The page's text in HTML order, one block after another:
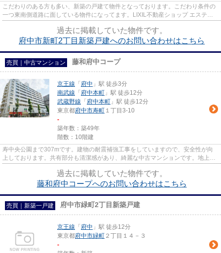
こだわりのある方も多い、新築の戸建て物件となっております。こだわり条件の
一つ東南側道路に面している物件になってます。LIXIL不動産ショップ エステー
過去に掲載していた物件です。
府中市新町2丁目新築戸建へのお問い合わせはこちら
売買｜中古マンション 藤和府中コープ
京王線 「 府中 」駅 徒歩3分
南武線 「 府中本町 」駅 徒歩12分
武蔵野線 「 府中本町 」駅 徒歩12分
東京都府中市寿町 １丁目3-10
-
築年数：築49年
階数：10階建
寿中央公園まで307mです。建物の耐震補強工事をしていますので、安全性が向
上しております。共有部分も清潔感があり、綺麗な中古マンションです。地上10
過去に掲載していた物件です。
藤和府中コープへのお問い合わせはこちら
売買｜新築一戸建 府中市緑町2丁目新築戸建
京王線 「 府中 」駅 徒歩12分
東京都府中市緑町 ２丁目１４－３
-